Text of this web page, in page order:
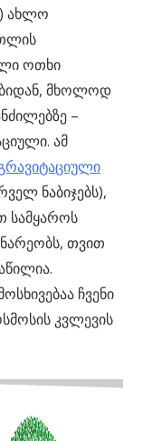
) ახლო
ოთხი
მხოლოდ
–
ამ
ნაბიჯებს),
სამყაროს
თვით
ჩვენი
კვლევის